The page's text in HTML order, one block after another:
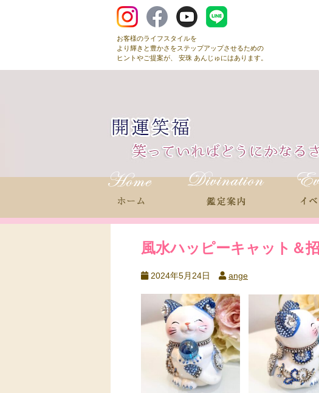
お客様のライフスタイルを
より輝きと豊かさをステップアップさせるための
ヒントやご提案が、 安珠 あんじゅにはあります。
風水ハッピーキャット＆
2024年5月24日 ange